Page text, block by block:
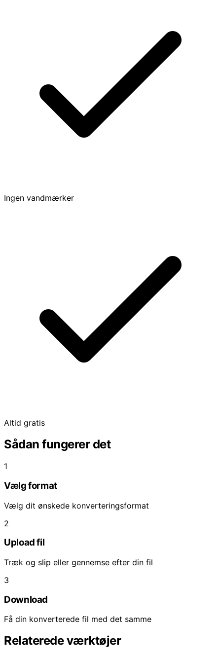
Ingen vandmærker
Altid gratis
Sådan fungerer det
1
Vælg format
Vælg dit ønskede konverteringsformat
2
Upload fil
Træk og slip eller gennemse efter din fil
3
Download
Få din konverterede fil med det samme
Relaterede værktøjer